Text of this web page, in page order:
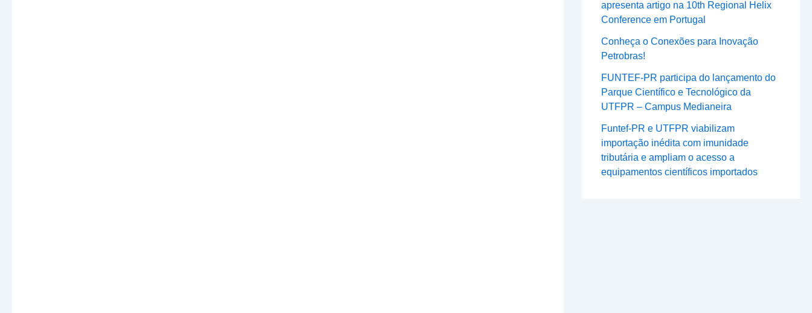
apresenta artigo na 10th Regional Helix
Conference em Portugal
Conheça o Conexões para Inovação
Petrobras!
FUNTEF-PR participa do lançamento do
Parque Científico e Tecnológico da
UTFPR – Campus Medianeira
Funtef-PR e UTFPR viabilizam
importação inédita com imunidade
tributária e ampliam o acesso a
equipamentos científicos importados